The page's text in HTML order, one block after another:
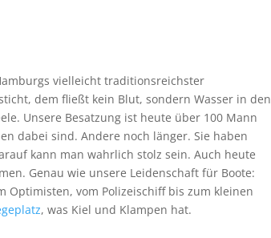
vielleicht traditionsreichster
dem fließt kein Blut, sondern Wasser in den
Unsere Besatzung ist heute über 100 Mann
dabei sind. Andere noch länger. Sie haben
kann man wahrlich stolz sein. Auch heute
Genau wie unsere Leidenschaft für Boote:
Optimisten, vom Polizeischiff bis zum kleinen
, was Kiel und Klampen hat.